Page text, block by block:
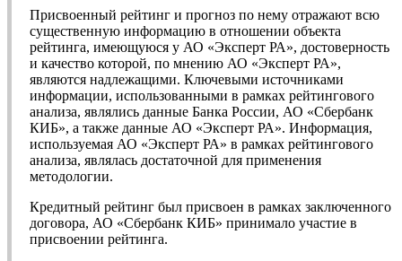
Присвоенный рейтинг и прогноз по нему отражают всю
существенную информацию в отношении объекта
рейтинга, имеющуюся у АО «Эксперт РА», достоверность
и качество которой, по мнению АО «Эксперт РА»,
являются надлежащими. Ключевыми источниками
информации, использованными в рамках рейтингового
анализа, являлись данные Банка России, АО «Сбербанк
КИБ», а также данные АО «Эксперт РА». Информация,
используемая АО «Эксперт РА» в рамках рейтингового
анализа, являлась достаточной для применения
методологии.
Кредитный рейтинг был присвоен в рамках заключенного
договора, АО «Сбербанк КИБ» принимало участие в
присвоении рейтинга.